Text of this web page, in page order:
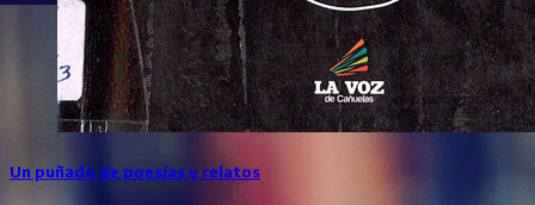
Un puñado de poesías y relatos